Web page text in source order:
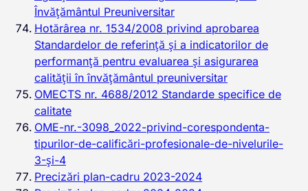
Învăţământul Preuniversitar
Hotărârea nr. 1534/2008 privind aprobarea
Standardelor de referinţă şi a indicatorilor de
performanţă pentru evaluarea şi asigurarea
calităţii în învăţământul preuniversitar
OMECTS nr. 4688/2012 Standarde specifice de
calitate
OME-nr.-3098_2022-privind-corespondenta-
tipurilor-de-calificări-profesionale-de-nivelurile-
3-și-4
Precizări plan-cadru 2023-2024